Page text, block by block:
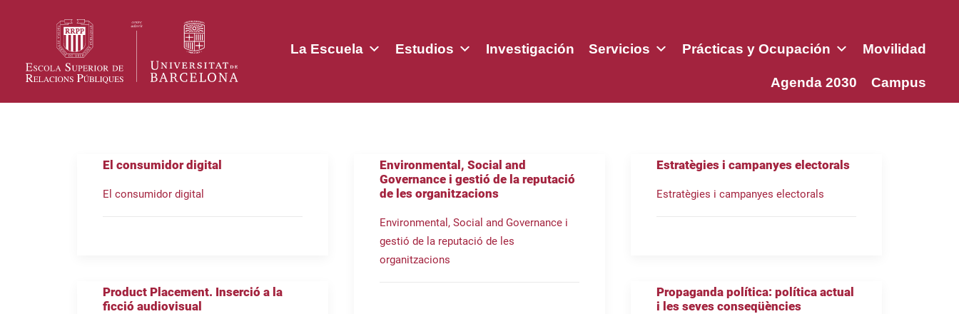
La Escuela Estudios Investigación Servicios Prácticas y Ocupación Movilidad
Agenda 2030 Campus
El consumidor digital
El consumidor digital
Environmental, Social and
Governance i gestió de la reputació
de les organitzacions
Environmental, Social and Governance i
gestió de la reputació de les
organitzacions
Estratègies i campanyes electorals
Estratègies i campanyes electorals
Product Placement. Inserció a la
ficció audiovisual
Propaganda política: política actual
i les seves conseqüències